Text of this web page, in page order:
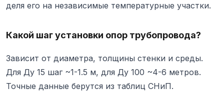
деля его на независимые температурные участки.
Какой шаг установки опор трубопровода?
Зависит от диаметра, толщины стенки и среды.
Для Ду 15 шаг ~1-1.5 м, для Ду 100 ~4-6 метров.
Точные данные берутся из таблиц СНиП.